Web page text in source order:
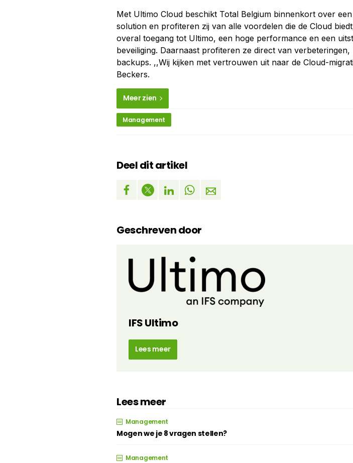
Met Ultimo Cloud beschikt Total Belgium binnenkort over
solution en profiteren zij van alle voordelen die de Cloud
overal toegang tot Ultimo, een hoge performance en een
beveiliging. Daarnaast profiteren ze direct van verbeteringen,
backups. ,,Wij kijken met vertrouwen uit naar de Cloud-
Beckers.
Meer zien
Management
Deel dit artikel
Geschreven door
IFS Ultimo
Lees meer
Lees meer
Management
Mogen we je 8 vragen stellen?
Management